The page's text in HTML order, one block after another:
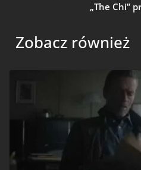
„The Chi”
Zobacz również